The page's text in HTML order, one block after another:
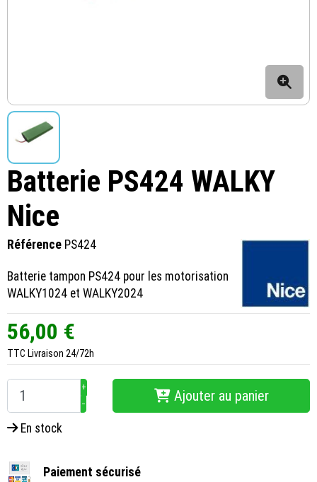
Batterie PS424 WALKY
Nice
Référence PS424
Batterie tampon PS424 pour les motorisation
WALKY1024 et WALKY2024
56,00 €
TTC Livraison 24/72h
+
−
Ajouter au panier
En stock
Paiement sécurisé